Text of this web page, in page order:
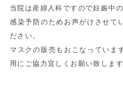
当院は産婦人科ですので妊娠中
感染予防のためお声がけさせて
ださい。
マスクの販売もおこなっていま
用にご協力宜しくお願い致します